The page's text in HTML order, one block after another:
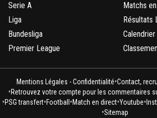
Serie A
Liga
Bundesliga
Premier League
Matchs
Résultats
Mentions Légales - Confidentialité•Contact,
•Retrouvez votre compte pour les commentaires
•PSG transfert•Football •Match en direct•Youtube•
•Sitemap